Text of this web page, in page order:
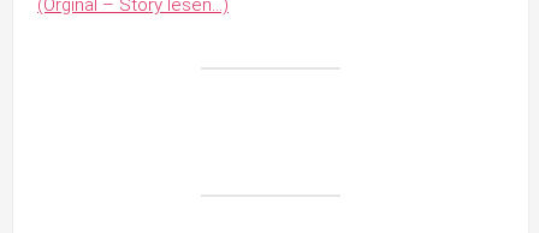
(Orginal – Story lesen…)